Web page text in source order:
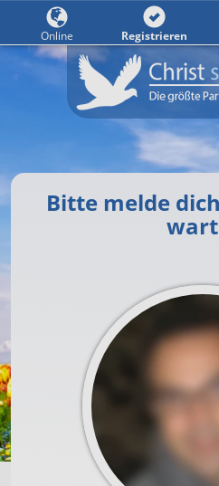
Bitte melde
Online Registrieren